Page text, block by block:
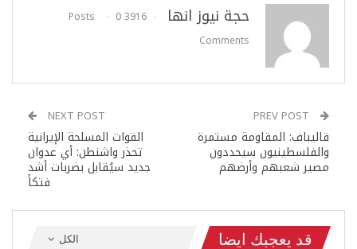
حجة نيوز انها 3916 Posts
0
Comments
قاليباف: المقاومة مستمرة
والفلسطينيون سيحددون
مصير شعبهم وأرضهم
NEXT POST
القوات المسلحة الإيرانية
تحذر واشنطن: أي عدوان
جديد سيُقابل بضربات أشد
فتكاً
الكل قد يعجبك ايضا